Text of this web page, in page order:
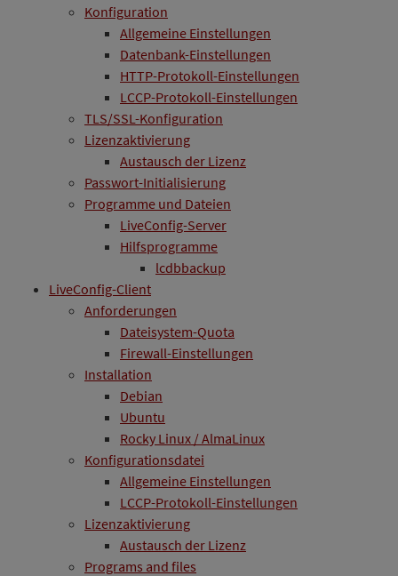
Konfiguration
Allgemeine Einstellungen
Datenbank-Einstellungen
HTTP-Protokoll-Einstellungen
LCCP-Protokoll-Einstellungen
TLS/SSL-Konfiguration
Lizenzaktivierung
Austausch der Lizenz
Passwort-Initialisierung
Programme und Dateien
LiveConfig-Server
Hilfsprogramme
lcdbbackup
LiveConfig-Client
Anforderungen
Dateisystem-Quota
Firewall-Einstellungen
Installation
Debian
Ubuntu
Rocky Linux / AlmaLinux
Konfigurationsdatei
Allgemeine Einstellungen
LCCP-Protokoll-Einstellungen
Lizenzaktivierung
Austausch der Lizenz
Programs and files